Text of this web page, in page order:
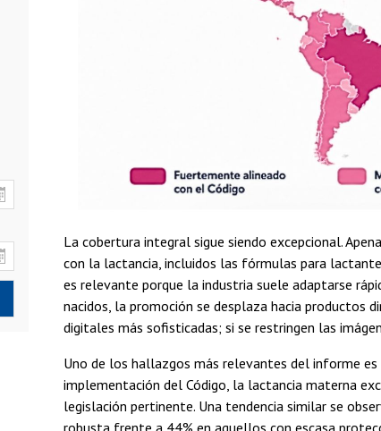
La cobertura integral sigue siendo excepcional.
con la lactancia, incluidos las fórmulas para
es relevante porque la industria suele adaptarse
nacidos, la promoción se desplaza hacia productos
digitales más sofisticadas; si se restringen las
Uno de los hallazgos más relevantes del informe
implementación del Código, la lactancia materna
legislación pertinente. Una tendencia similar se